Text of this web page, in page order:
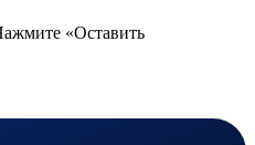
«Оставить